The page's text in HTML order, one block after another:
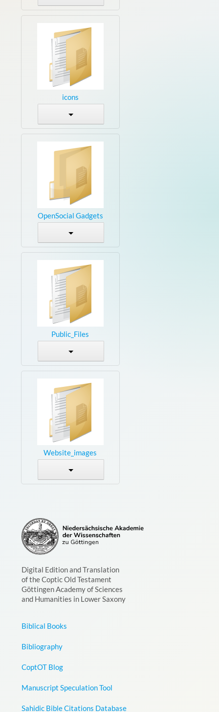
icons
OpenSocial Gadgets
Public_Files
Website_images
Digital Edition and Translation
of the Coptic Old Testament
Göttingen Academy of Sciences
and Humanities in Lower Saxony
Biblical Books
Bibliography
CoptOT Blog
Manuscript Speculation Tool
Sahidic Bible Citations Database